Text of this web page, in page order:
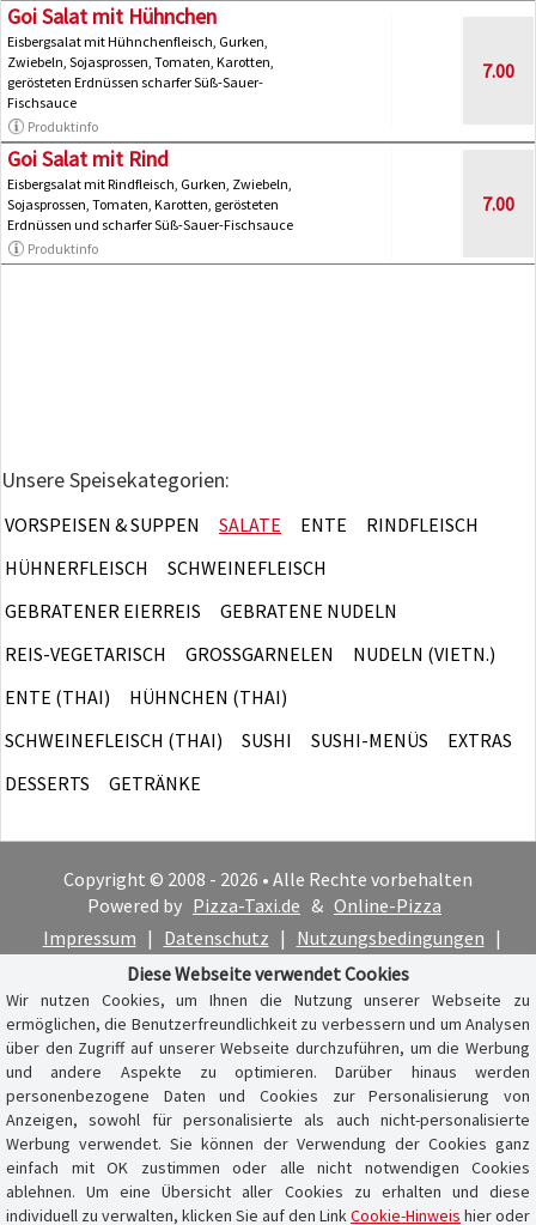
Goi Salat mit Hühnchen
Eisbergsalat mit Hühnchenfleisch, Gurken,
Zwiebeln, Sojasprossen, Tomaten, Karotten,
gerösteten Erdnüssen scharfer Süß-Sauer-
Fischsauce
Produktinfo
7.00
Goi Salat mit Rind
Eisbergsalat mit Rindfleisch, Gurken, Zwiebeln,
Sojasprossen, Tomaten, Karotten, gerösteten
Erdnüssen und scharfer Süß-Sauer-Fischsauce
Produktinfo
7.00
Unsere Speisekategorien:
VORSPEISEN & SUPPEN SALATE ENTE
RINDFLEISCH
HÜHNERFLEISCH
SCHWEINEFLEISCH
GEBRATENER EIERREIS
GEBRATENE NUDELN
REIS-VEGETARISCH
GROSSGARNELEN
NUDELN (VIETN.)
ENTE (THAI)
HÜHNCHEN (THAI)
SCHWEINEFLEISCH (THAI)
SUSHI SUSHI-MENÜS
EXTRAS
DESSERTS
GETRÄNKE
Copyright © 2008 - 2026 • Alle Rechte vorbehalten
Powered by Pizza-Taxi.de & Online-Pizza
Impressum | Datenschutz | Nutzungsbedingungen |
Cookie-Hinweis
Diese Webseite verwendet Cookies
Wir nutzen Cookies, um Ihnen die Nutzung unserer Webseite zu
ermöglichen, die Benutzerfreundlichkeit zu verbessern und um Analysen
über den Zugriff auf unserer Webseite durchzuführen, um die Werbung
und andere Aspekte zu optimieren. Darüber hinaus werden
personenbezogene Daten und Cookies zur Personalisierung von
Anzeigen, sowohl für personalisierte als auch nicht-personalisierte
Werbung verwendet. Sie können der Verwendung der Cookies ganz
einfach mit OK zustimmen oder alle nicht notwendigen Cookies
ablehnen. Um eine Übersicht aller Cookies zu erhalten und diese
individuell zu verwalten, klicken Sie auf den LinkCookie-Hinweis hier oder